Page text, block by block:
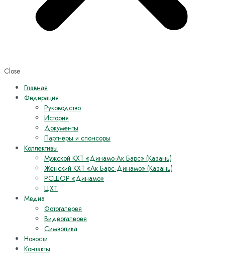
Close
Главная
Федерация
Руководство
История
Документы
Партнеры и спонсоры
Коллективы
Мужской КХТ «Динамо-Ак Барс» (Казань)
Женский КХТ «Ак Барс-Динамо» (Казань)
РСШОР «Динамо»
ЦХТ
Медиа
Фотогалерея
Видеогалерея
Символика
Новости
Контакты